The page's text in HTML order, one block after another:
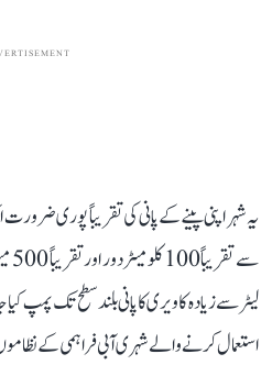
یہ شہر اپنی پینے کے پانی کی تقریباً پوری
لیٹر سے زیادہ کاویری کا پانی بلند سطح تک پمپ
استعمال کرنے والے شہری آبی فراہمی کے